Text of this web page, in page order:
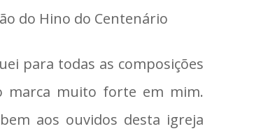
do Hino do Centenário
para todas as composições
marca muito forte em mim.
aos ouvidos desta igreja